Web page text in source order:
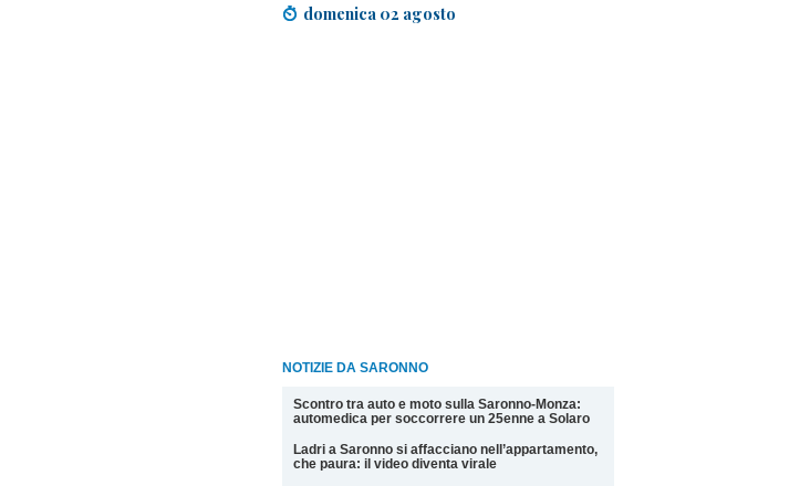
domenica 02 agosto
NOTIZIE DA SARONNO
Scontro tra auto e moto sulla Saronno-Monza:
automedica per soccorrere un 25enne a Solaro
Ladri a Saronno si affacciano nell’appartamento,
che paura: il video diventa virale